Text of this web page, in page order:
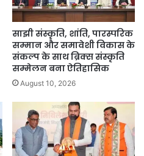
साझी संस्कृति, शांति, पारस्परिक
सम्मान और समावेशी विकास के
संकल्प के साथ ब्रिक्स संस्कृति
सम्मेलन बना ऐतिहासिक
August 10, 2026